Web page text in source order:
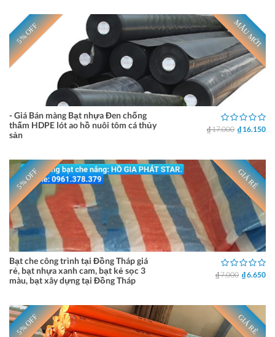
5% OFF MẪU MỚI
- Giá Bán màng Bạt nhựa Đen chống
thấm HDPE lót ao hồ nuôi tôm cá thủy
sản
₫ 17.000 ₫ 16.150
5% OFF GIÁ RẺ
Bạt che công trình tại Đồng Tháp giá
rẻ, bạt nhựa xanh cam, bạt kẻ sọc 3
màu, bạt xây dựng tại Đồng Tháp
₫ 7.000 ₫ 6.650
5% OFF GIÁ RẺ